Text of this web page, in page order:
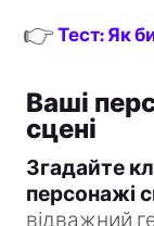
👉Тест: Як
Ваші
сцені
Згадайте
персонажі
відважний